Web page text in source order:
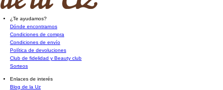
¿Te ayudamos?
Dónde encontrarnos
Condiciones de compra
Condiciones de envío
Política de devoluciones
Club de fidelidad y Beauty club
Sorteos
Enlaces de interés
Blog de la Uz